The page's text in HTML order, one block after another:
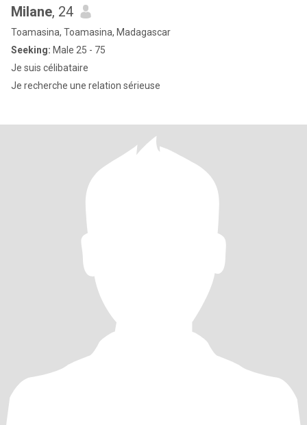
Milane, 24
Toamasina, Toamasina, Madagascar
Seeking: Male 25 - 75
Je suis célibataire
Je recherche une relation sérieuse